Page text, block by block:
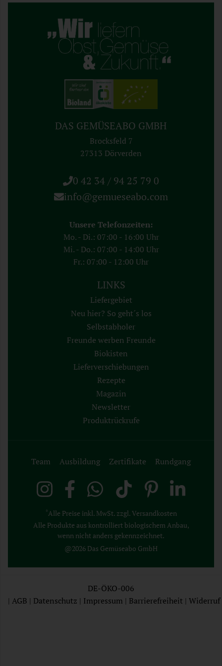
DAS GEMÜSEABO GMBH
Brocksfeld 7
27313 Dörverden
0 42 34 / 94 25 79 0
info@gemueseabo.com
Unsere Telefonzeiten:
Mo. - Di.: 07:00 - 16:00 Uhr
Mi. - Do.: 07:00 - 14:00 Uhr
Fr.: 07:00 - 12:00 Uhr
LINKS
Liefergebiet
Neu hier? So geht´s los
Selbstabholer
Freunde werben Freunde
Biokisten
Lieferverschiebungen
Rezepte
Magazin
Newsletter
Produktrückrufe
Team Ausbildung Zertifikate Rundgang
*Alle Preise inkl. MwSt. zzgl. Versandkosten
Alle Produkte aus kontrolliert biologischem Anbau,
wenn nicht anders gekennzeichnet.
@2026 Das Gemüseabo GmbH
DE-ÖKO-006
| AGB | Datenschutz | Impressum | Barrierefreiheit | Widerruf